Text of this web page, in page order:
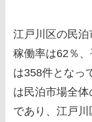
江戸川区の民
稼働率は62％
は358件となっ
は民泊市場全
であり、江戸